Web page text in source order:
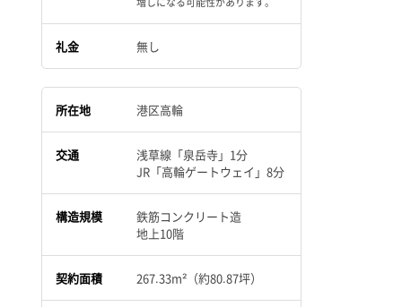
礼金 無し
所在地 港区高輪
交通
浅草線「泉岳寺」1分
JR「高輪ゲートウェイ」8分
構造規模
鉄筋コンクリート造
地上10階
契約面積 267.33m²（約80.87坪）